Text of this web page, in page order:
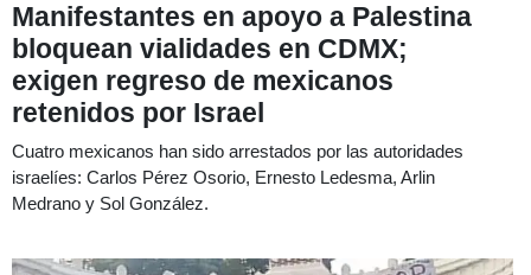
Manifestantes en apoyo a Palestina
bloquean vialidades en CDMX;
exigen regreso de mexicanos
retenidos por Israel
Cuatro mexicanos han sido arrestados por las autoridades
israelíes: Carlos Pérez Osorio, Ernesto Ledesma, Arlin
Medrano y Sol González.